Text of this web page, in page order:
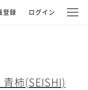
登録 ログイン
柿(SEISHI)